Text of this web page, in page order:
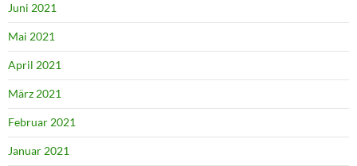
Juni 2021
Mai 2021
April 2021
März 2021
Februar 2021
Januar 2021